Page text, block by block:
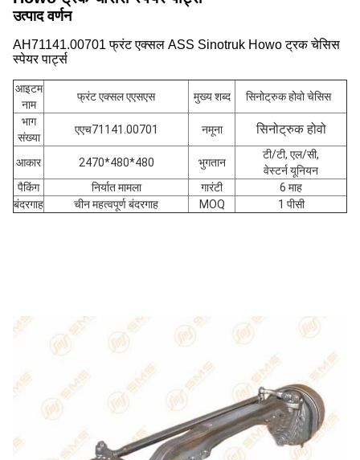
उत्पाद वर्णन
AH71141.00701 फ्रंट एक्सल ASS Sinotruk Howo ट्रक चेसिस
स्पेयर पार्ट्स
आइटम
नाम
फ्रंट एक्सल एएसएस मुख्य शब्द
सिनोट्रुक होवो चेसिस
भाग
संख्या
एएच71141.00701 नमूना सिनोट्रुक होवो
आकार 2470*480*480 भुगतान
टी/टी, एल/सी,
वेस्टर्न यूनियन
पैकिंग
निर्यात मामला गारंटी
6 माह
बंदरगाह
चीन महत्वपूर्ण बंदरगाह MOQ 1 पीसी